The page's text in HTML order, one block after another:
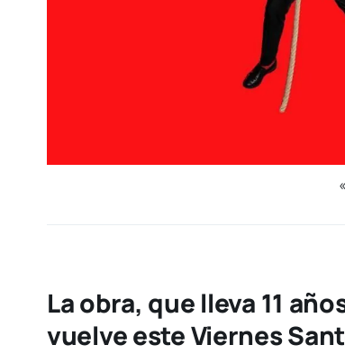
La obra, que lleva 11
vuelve este Viernes